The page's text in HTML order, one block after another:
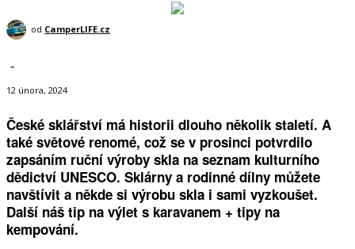
od CamperLIFE.cz
-
12 února, 2024
České sklářství má historii dlouho několik staletí. A
také světové renomé, což se v prosinci potvrdilo
zapsáním ruční výroby skla na seznam kulturního
dědictví UNESCO. Sklárny a rodinné dílny můžete
navštívit a někde si výrobu skla i sami vyzkoušet.
Další náš tip na výlet s karavanem + tipy na
kempování.